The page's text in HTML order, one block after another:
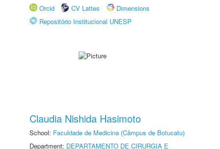
Orcid
CV Lattes
Dimensions
Repositório Institucional UNESP
Claudia Nishida Hasimoto
School: Faculdade de Medicina (Câmpus de Botucatu)
Department: DEPARTAMENTO DE CIRURGIA E